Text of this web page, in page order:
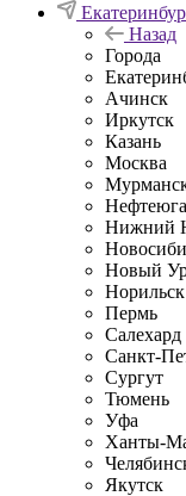
Назад
Города
Ачинск
Иркутск
Казань
Москва
Нижний
Новый
Норильск
Пермь
Салехард
Санкт-
Сургут
Тюмень
Уфа
Ханты-
Якутск